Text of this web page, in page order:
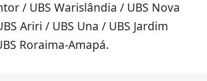
/ UBS Warislândia / UBS Nova
Ariri / UBS Una / UBS Jardim
Roraima-Amapá.